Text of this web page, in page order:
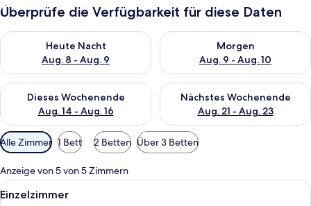
Überprüfe die Verfügbarkeit für diese Daten
Heute Nacht
Aug. 8 - Aug. 9
Überprüfe die Verfügbarkeit für heute Nacht, Aug. 8 - Aug. 9.
Morgen
Aug. 9 - Aug. 10
Überprüfe die Verfügbarkeit
Dieses Wochenende
Aug. 14 - Aug. 16
Überprüfe die Verfügbarkeit für dieses Wochenende, Aug. 14
Nächstes Wochenende
Aug. 21 - Aug. 23
Überprüfe die Verfügbarkeit
Verfügbare
Filter
für
Zimmer
Alle Zimmer 1 Bett 2 Betten Über 3 Betten
Anzeige von 5 von 5 Zimmern
Alle
Ein Einzelbett mit Holz-Kopfteil, ein
10
Einzelzimmer